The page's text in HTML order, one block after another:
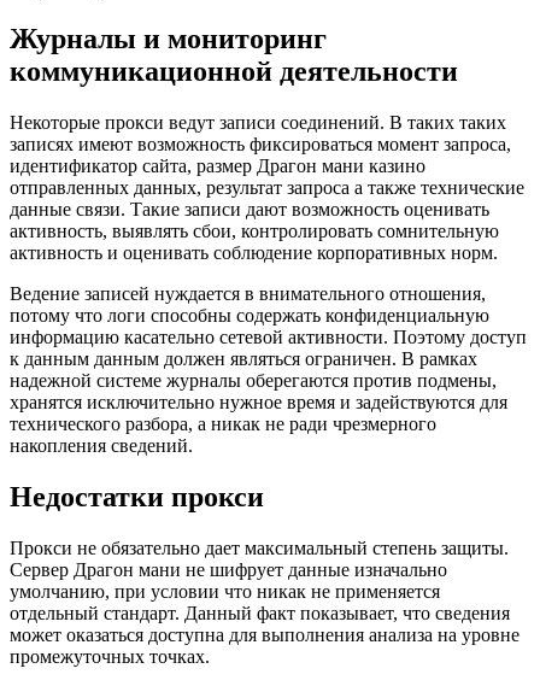
Журналы и мониторинг
коммуникационной деятельности
Некоторые прокси ведут записи соединений. В таких таких
записях имеют возможность фиксироваться момент запроса,
идентификатор сайта, размер Драгон мани казино
отправленных данных, результат запроса а также технические
данные связи. Такие записи дают возможность оценивать
активность, выявлять сбои, контролировать сомнительную
активность и оценивать соблюдение корпоративных норм.
Ведение записей нуждается в внимательного отношения,
потому что логи способны содержать конфиденциальную
информацию касательно сетевой активности. Поэтому доступ
к данным данным должен являться ограничен. В рамках
надежной системе журналы оберегаются против подмены,
хранятся исключительно нужное время и задействуются для
технического разбора, а никак не ради чрезмерного
накопления сведений.
Недостатки прокси
Прокси не обязательно дает максимальный степень защиты.
Сервер Драгон мани не шифрует данные изначально
умолчанию, при условии что никак не применяется
отдельный стандарт. Данный факт показывает, что сведения
может оказаться доступна для выполнения анализа на уровне
промежуточных точках.